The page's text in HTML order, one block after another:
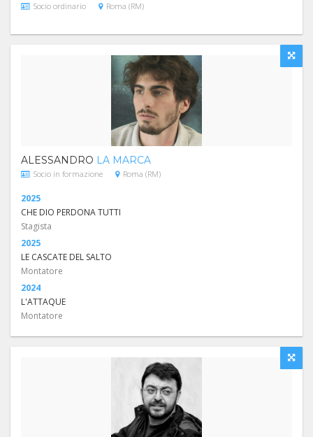
Socio ordinario Roma (RM)
ALESSANDRO LA MARCA
Socio in formazione Roma (RM)
2025
CHE DIO PERDONA TUTTI
Stagista
2025
LE CASCATE DEL SALTO
Montatore
2024
L'ATTAQUE
Montatore